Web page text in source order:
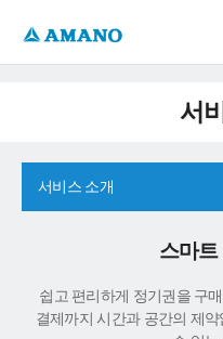
서
서비스 소개
스마트
쉽고 편리하게 정기권을 구
결제까지 시간과 공간의 제